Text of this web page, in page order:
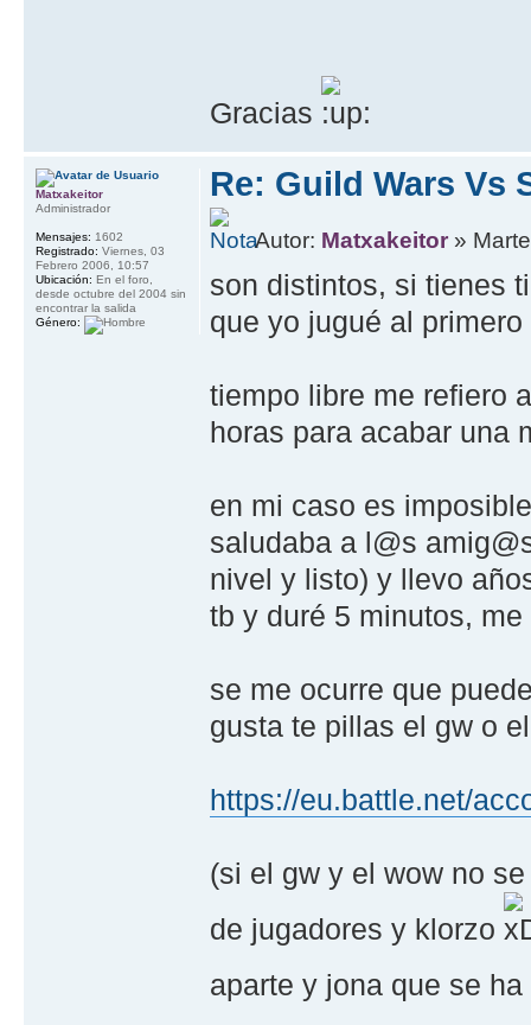
Gracias
Re: Guild Wars Vs
Autor: Matxakeitor »
son distintos, si tienes
que yo jugué al primero
tiempo libre me refiero
horas para acabar una
en mi caso es
saludaba a l@s
nivel y listo) y llevo
tb y duré 5 minutos,
se me ocurre que
gusta te pillas el gw o
https://eu.battle.net/
(si el gw y el wow no
de jugadores y klorzo
aparte y jona que se
Matxakeitor
Administrador
Mensajes: 1602
Registrado: Viernes, 03
Febrero 2006, 10:57
Ubicación: En el foro,
desde octubre del 2004 sin
encontrar la salida
Género: